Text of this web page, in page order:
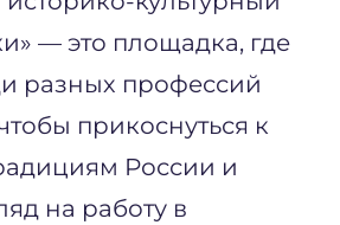
— это площадка, где
разных профессий
прикоснуться к
России и
на работу в